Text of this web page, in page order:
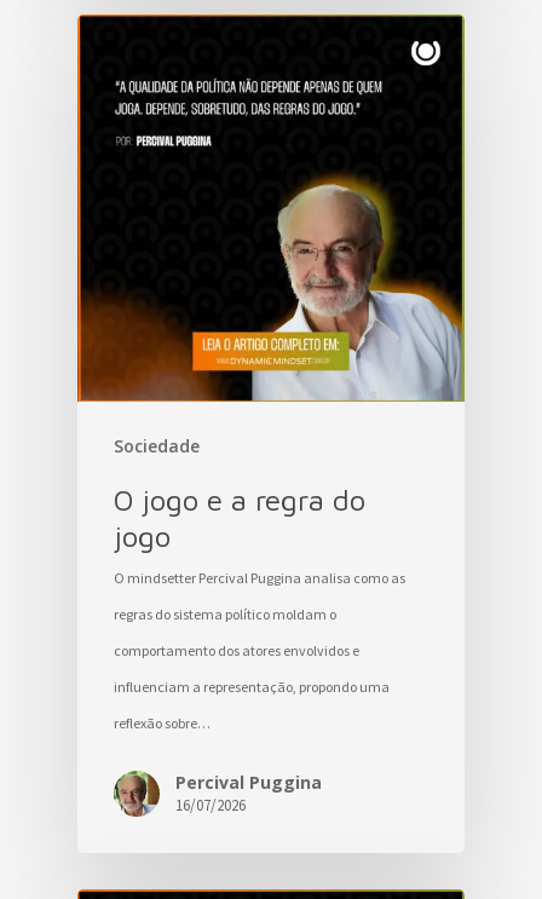
Sociedade
O jogo e a regra do
jogo
O mindsetter Percival Puggina analisa como as
regras do sistema político moldam o
comportamento dos atores envolvidos e
influenciam a representação, propondo uma
reflexão sobre…
Percival Puggina
16/07/2026